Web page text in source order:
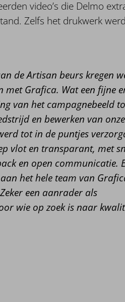
video’s die Delmo
Zelfs het drukwerk
de Artisan beurs kregen
met Grafica. Wat een fijne
van het campagnebeeld
en bewerken van onze
tot in de puntjes
vlot en transparant, met
en open communicatie.
het hele team van
een aanrader als
wie op zoek is naar